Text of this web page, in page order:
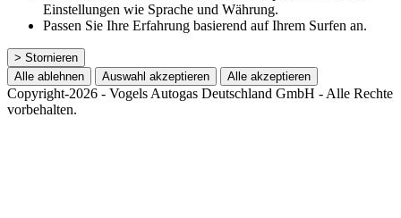
Einstellungen wie Sprache und Währung.
Passen Sie Ihre Erfahrung basierend auf Ihrem Surfen an.
> Stornieren
Alle ablehnen
Auswahl akzeptieren Alle akzeptieren
Copyright-2026 - Vogels Autogas Deutschland GmbH - Alle Rechte
vorbehalten.